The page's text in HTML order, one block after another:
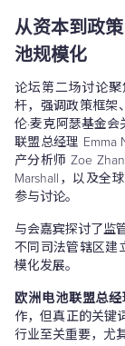
从资本到政
池规模化
论坛第二场讨论
杆，强调政策框架
伦·麦克阿瑟基金
联盟总经理 Emma
产分析师 Zoe
Marshall，以及全
参与讨论。
与会嘉宾探讨了监
不同司法管辖区建
模化发展。
欧洲电池联盟总经
作，但真正的关键
行业至关重要，尤